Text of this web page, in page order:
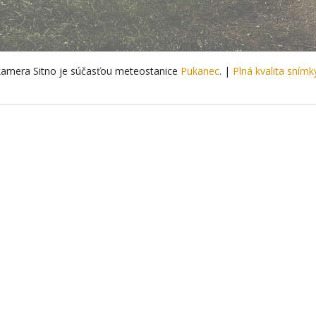
Sitno je súčasťou meteostanice Pukanec. | Plná kvalita